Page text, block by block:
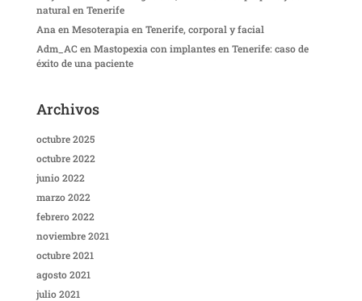
natural en Tenerife
Ana en Mesoterapia en Tenerife, corporal y facial
Adm_AC en Mastopexia con implantes en Tenerife: caso de
éxito de una paciente
Archivos
octubre 2025
octubre 2022
junio 2022
marzo 2022
febrero 2022
noviembre 2021
octubre 2021
agosto 2021
julio 2021